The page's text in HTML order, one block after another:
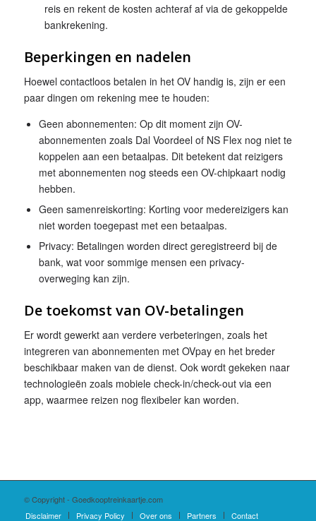
reis en rekent de kosten achteraf af via de gekoppelde
bankrekening.
Beperkingen en nadelen
Hoewel contactloos betalen in het OV handig is, zijn er een
paar dingen om rekening mee te houden:
Geen abonnementen: Op dit moment zijn OV-
abonnementen zoals Dal Voordeel of NS Flex nog niet te
koppelen aan een betaalpas. Dit betekent dat reizigers
met abonnementen nog steeds een OV-chipkaart nodig
hebben.
Geen samenreiskorting: Korting voor medereizigers kan
niet worden toegepast met een betaalpas.
Privacy: Betalingen worden direct geregistreerd bij de
bank, wat voor sommige mensen een privacy-
overweging kan zijn.
De toekomst van OV-betalingen
Er wordt gewerkt aan verdere verbeteringen, zoals het
integreren van abonnementen met OVpay en het breder
beschikbaar maken van de dienst. Ook wordt gekeken naar
technologieën zoals mobiele check-in/check-out via een
app, waarmee reizen nog flexibeler kan worden.
© Copyright - Goedkooptreinkaartje.com
Disclaimer
Privacy Policy Over ons Partners Contact